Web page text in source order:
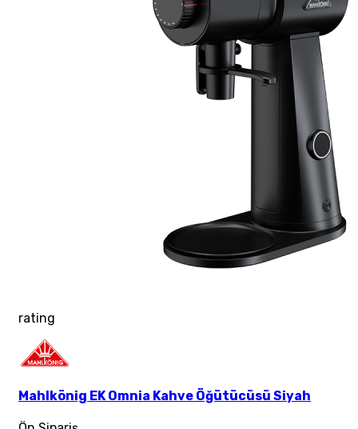
rating
Mahlkönig EK Omnia Kahve Öğütücüsü Siyah